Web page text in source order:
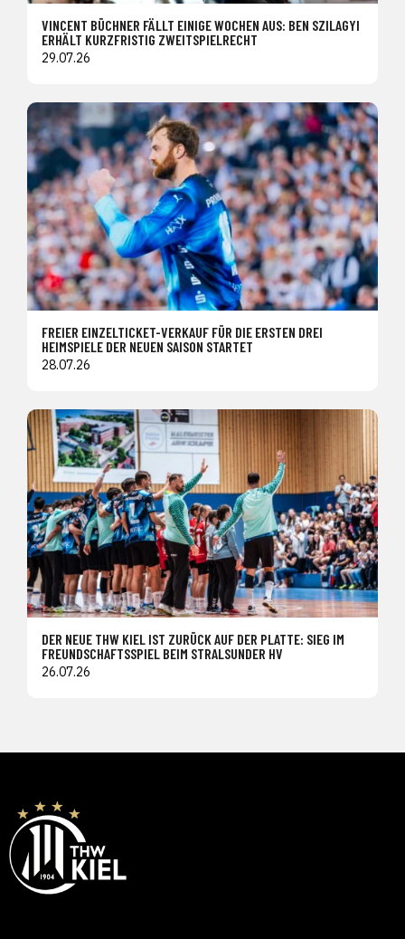
VINCENT BÜCHNER FÄLLT EINIGE WOCHEN AUS: BEN SZILAGYI
ERHÄLT KURZFRISTIG ZWEITSPIELRECHT
29.07.26
FREIER EINZELTICKET-VERKAUF FÜR DIE ERSTEN DREI
HEIMSPIELE DER NEUEN SAISON STARTET
28.07.26
DER NEUE THW KIEL IST ZURÜCK AUF DER PLATTE: SIEG IM
FREUNDSCHAFTSSPIEL BEIM STRALSUNDER HV
26.07.26